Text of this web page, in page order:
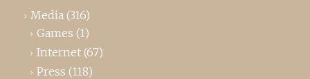
Media (316)
Games (1)
Internet (67)
Press (118)